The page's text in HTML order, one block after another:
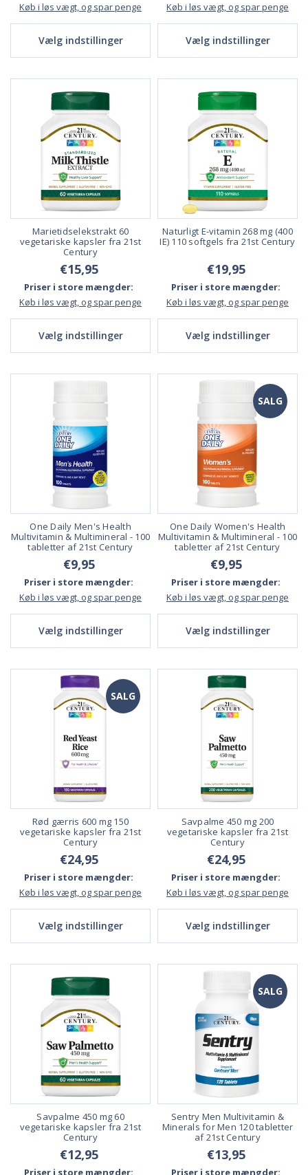
Køb i løs vægt, og spar penge
Vælg indstillinger
Køb i løs vægt, og spar penge
Vælg indstillinger
Marietidselekstrakt 60
vegetariske kapsler fra 21st
Century
€15,95
Priser i store mængder:
Køb i løs vægt, og spar penge
Vælg indstillinger
Naturligt E-vitamin 268 mg (400
IE) 110 softgels fra 21st Century
€19,95
Priser i store mængder:
Køb i løs vægt, og spar penge
Vælg indstillinger
One Daily Men's Health
Multivitamin & Multimineral - 100
tabletter af 21st Century
€9,95
Priser i store mængder:
Køb i løs vægt, og spar penge
Vælg indstillinger
SALG
One Daily Women's Health
Multivitamin & Multimineral - 100
tabletter af 21st Century
€9,95
Priser i store mængder:
Køb i løs vægt, og spar penge
Vælg indstillinger
SALG
Rød gærris 600 mg 150
vegetariske kapsler fra 21st
Century
€24,95
Priser i store mængder:
Køb i løs vægt, og spar penge
Vælg indstillinger
Savpalme 450 mg 200
vegetariske kapsler fra 21st
Century
€24,95
Priser i store mængder:
Køb i løs vægt, og spar penge
Vælg indstillinger
Savpalme 450 mg 60
vegetariske kapsler fra 21st
Century
€12,95
Priser i store mængder:
SALG
Sentry Men Multivitamin &
Minerals for Men 120 tabletter
af 21st Century
€13,95
Priser i store mængder: